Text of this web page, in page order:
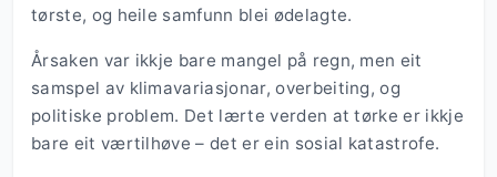
tørste, og heile samfunn blei ødelagte.
Årsaken var ikkje bare mangel på regn, men eit
samspel av klimavariasjonar, overbeiting, og
politiske problem. Det lærte verden at tørke er ikkje
bare eit værtilhøve – det er ein sosial katastrofe.